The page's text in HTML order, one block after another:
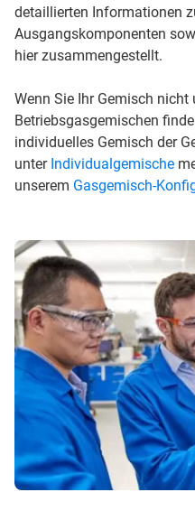
detaillierten Informationen
Ausgangskomponenten
hier zusammengestellt.
Wenn Sie Ihr Gemisch
Betriebsgasgemischen
individuelles Gemisch der
unter Individualgemische
unserem Gasgemisch-